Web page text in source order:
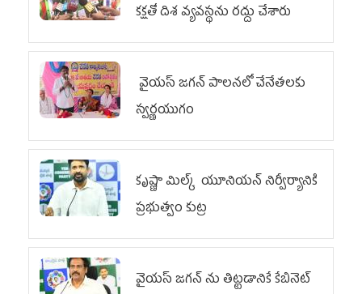
కక్షతో దిశ వ్య‌వ‌స్థ‌ను రద్దు చేశారు
వైయ‌స్ జగన్ పాలనలో చేనేతలకు
స్వర్ణయుగం
కృష్ణా మిల్క్‌ యూనియన్‌ నిర్వీర్యానికి
ప్రభుత్వం కుట్ర
వైయ‌స్ జగన్‌ ను తిట్టడానికే కేబినెట్‌